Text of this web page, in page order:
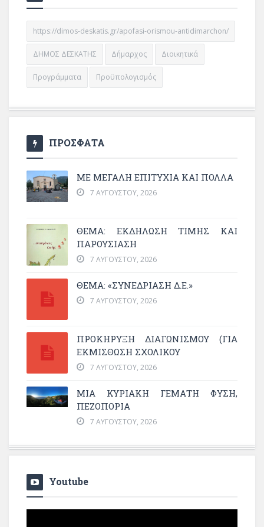
https://dimos-deskatis.gr/apofasi-orismou-antidimarchon/
ΔΗΜΟΣ ΔΕΣΚΑΤΗΣ Δήμαρχος Διοικητικά
Προγράμματα Προϋπολογισμός
ΠΡΟΣΦΑΤΑ
ΜΕ ΜΕΓΆΛΗ ΕΠΙΤΥΧΊΑ ΚΑΙ ΠΟΛΛΆ
7 ΑΥΓΟΎΣΤΟΥ, 2026
ΘΈΜΑ: ΕΚΔΉΛΩΣΗ ΤΙΜΉΣ ΚΑΙ
ΠΑΡΟΥΣΊΑΣΗ
7 ΑΥΓΟΎΣΤΟΥ, 2026
ΘΕΜΑ: «ΣΥΝΕΔΡΊΑΣΗ Δ.Ε.»
7 ΑΥΓΟΎΣΤΟΥ, 2026
ΠΡΟΚΗΡΥΞΗ ΔΙΑΓΩΝΙΣΜΟΥ (ΓΙΑ
ΕΚΜΊΣΘΩΣΗ ΣΧΟΛΙΚΟΎ
7 ΑΥΓΟΎΣΤΟΥ, 2026
ΜΙΑ ΚΥΡΙΑΚΉ ΓΕΜΆΤΗ ΦΎΣΗ,
ΠΕΖΟΠΟΡΊΑ
7 ΑΥΓΟΎΣΤΟΥ, 2026
Youtube